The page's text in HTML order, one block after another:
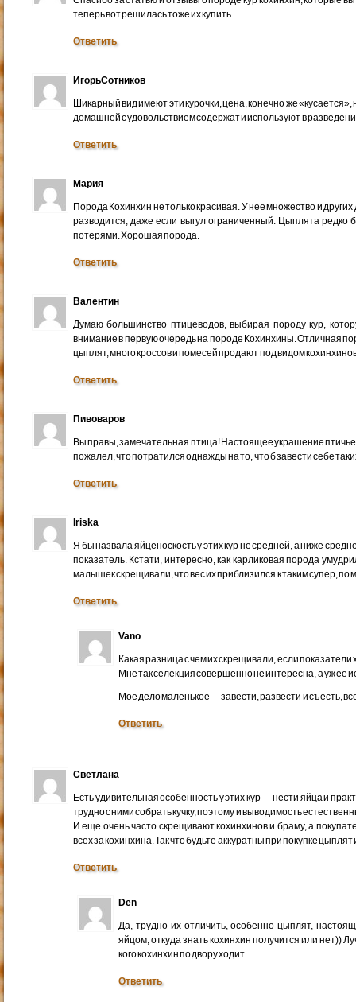
теперь вот решилась тоже их купить.
Ответить
ИгорьСотников
Шикарный вид имеют эти курочки, цена, конечно же
домашней с удовольствием содержат и используют в
Ответить
Мария
Порода Кохинхин не только красивая. У нее множество и
разводится, даже если выгул ограниченный. Цыплята
потерями. Хорошая порода.
Ответить
Валентин
Думаю большинство птицеводов, выбирая породу кур,
внимание в первую очередь на породе Кохинхины. Отличная
цыплят, много кроссов и помесей продают под видом
Ответить
Пивоваров
Вы правы, замечательная птица! Настоящее украшение
пожалел, что потратился однажды на то, что б завести себе
Ответить
Iriska
Я бы назвала яйценоскость у этих кур не средней, а ниже
показатель. Кстати, интересно, как карликовая порода
малышек скрещивали, что вес их приблизился к таким супер,
Ответить
Vano
Какая разница с чем их скрещивали, если
Мне так селекция совершенно не интересна, а уж ее
Мое дело маленькое — завести, развести и съесть,
Ответить
Светлана
Есть удивительная особенность у этих кур — нести яйца и
трудно с ними собрать кучку, поэтому и выводимость
И еще очень часто скрещивают кохинхинов и браму, а
всех за кохинхина. Так что будьте аккуратны при покупке цыплят
Ответить
Den
Да, трудно их отличить, особенно цыплят,
яйцом, откуда знать кохинхин получится или нет))
кого кохинхин по двору ходит.
Ответить